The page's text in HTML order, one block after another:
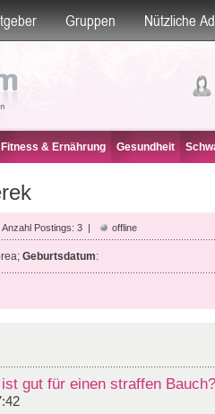
Gruppen Nützliche
Fitness & Ernährung Gesundheit
Postings: 3 | offline
Geburtsdatum:
gut für einen straffen Bauch?